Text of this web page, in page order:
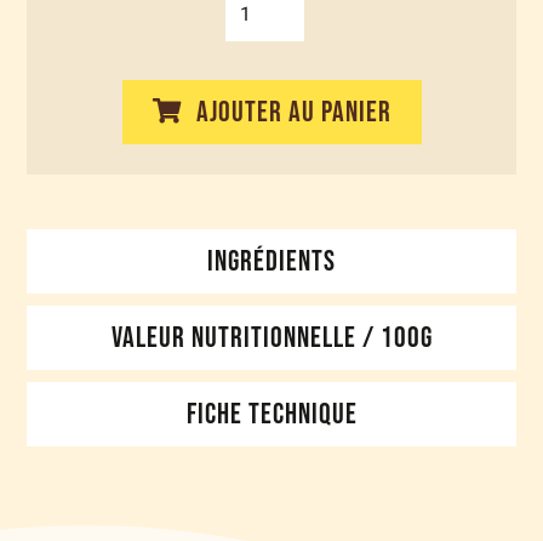
AJOUTER AU PANIER
INGRÉDIENTS
VALEUR NUTRITIONNELLE / 100G
FICHE TECHNIQUE